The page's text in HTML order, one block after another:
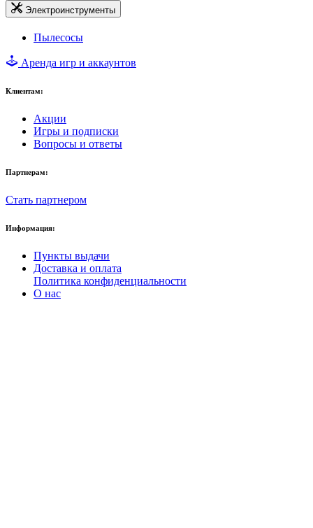
Электроинструменты
Пылесосы
Аренда игр и аккаунтов
Клиентам:
Акции
Игры и подписки
Вопросы и ответы
Партнерам:
Стать партнером
Информация:
Пункты выдачи
Доставка и оплата
Политика конфиденциальности
О нас